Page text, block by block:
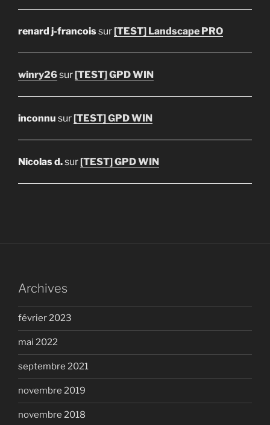
renard j-francoissur[TEST] Landscape PRO
winry26sur[TEST] GPD WIN
inconnu sur[TEST] GPD WIN
Nicolas d.sur[TEST] GPD WIN
Archives
février 2023
mai 2022
septembre 2021
novembre 2019
novembre 2018